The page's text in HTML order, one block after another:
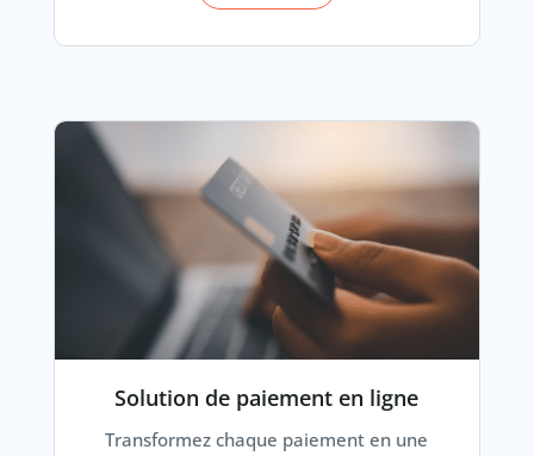
Solution de paiement en ligne
Transformez chaque paiement en une